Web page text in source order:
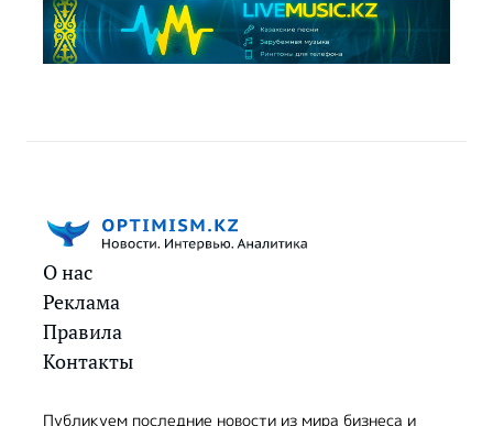
О нас
Реклама
Правила
Контакты
Публикуем последние новости из мира бизнеса и